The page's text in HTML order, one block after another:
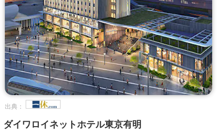
出典：
ダイワロイネットホテル東京有明